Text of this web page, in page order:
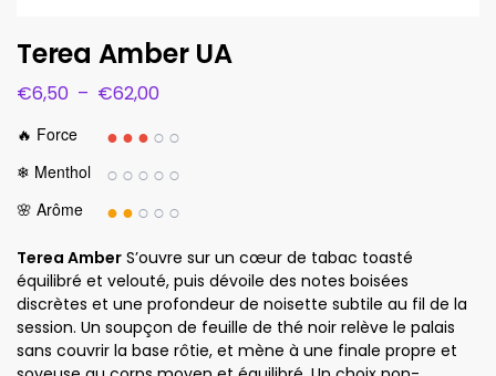
Terea Amber UA
€6,50 – €62,00
🔥 Force ●●●○○
❄ Menthol ○○○○○
🌸 Arôme ●●○○○
Terea Amber S’ouvre sur un cœur de tabac toasté
équilibré et velouté, puis dévoile des notes boisées
discrètes et une profondeur de noisette subtile au fil de la
session. Un soupçon de feuille de thé noir relève le palais
sans couvrir la base rôtie, et mène à une finale propre et